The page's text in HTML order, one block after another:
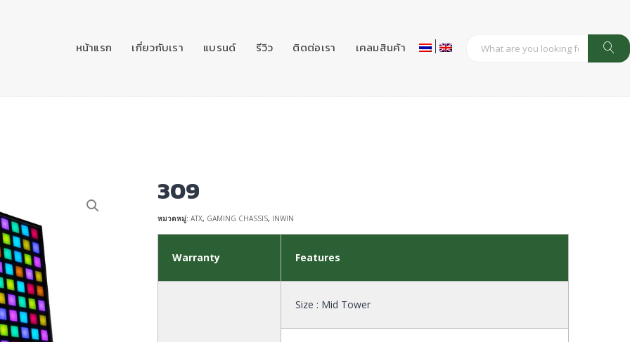
หน้าแรก เกี่ยวกับเรา แบรนด์ รีวิว ติดต่อเรา เคลมสินค้า
309
หมวดหมู่: ATX, GAMING CHASSIS, INWIN
Warranty Features
Size : Mid Tower